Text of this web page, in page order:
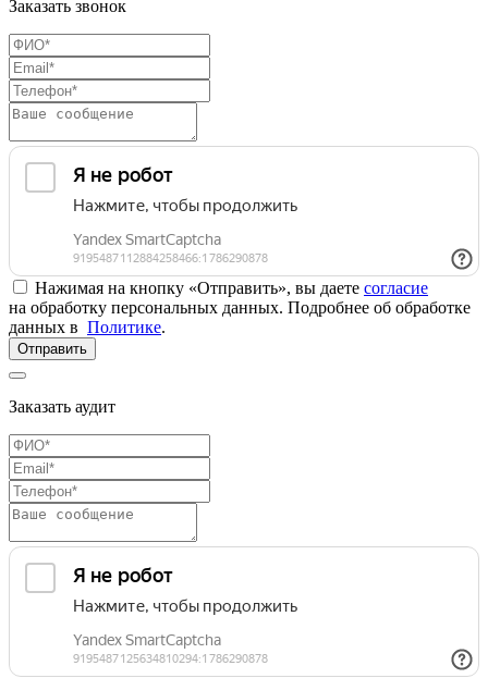
Заказать звонок
Нажимая на кнопку «Отправить», вы даете согласие
на обработку персональных данных. Подробнее об обработке
данных в Политике.
Отправить
Заказать аудит